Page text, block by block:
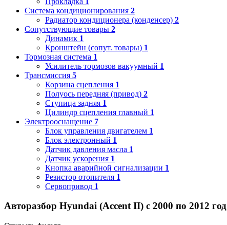
Система кондиционирования 2
Радиатор кондиционера (конденсер) 2
Сопутствующие товары 2
Динамик 1
Кронштейн (сопут. товары) 1
Тормозная система 1
Усилитель тормозов вакуумный 1
Трансмиссия 5
Корзина сцепления 1
Полуось передняя (привод) 2
Ступица задняя 1
Цилиндр сцепления главный 1
Электрооснащение 7
Блок управления двигателем 1
Блок электронный 1
Датчик давления масла 1
Датчик ускорения 1
Кнопка аварийной сигнализации 1
Резистор отопителя 1
Сервопривод 1
Авторазбор Hyundai (Accent II) с 2000 по 2012 год